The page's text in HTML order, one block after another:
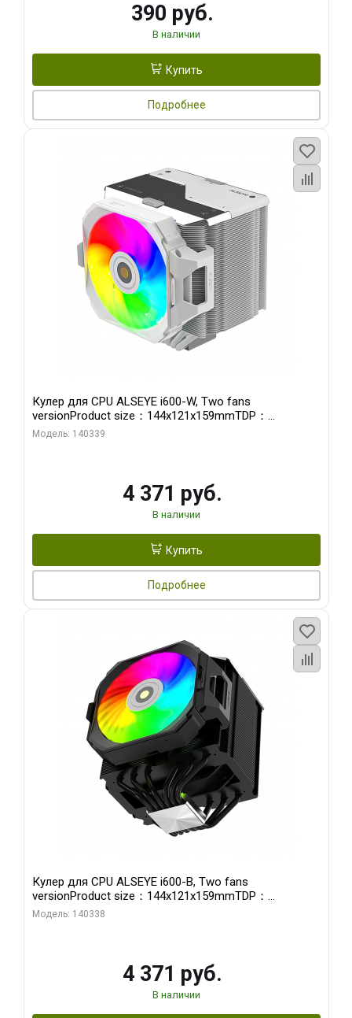
390 руб.
В наличии
Купить
Подробнее
Кулер для CPU ALSEYE i600-W, Two fans
versionProduct size：144x121x159mmTDP：
270WSoldering technology CD textureApplication:Intel：
Модель: 140339
4 371 руб.
В наличии
Купить
Подробнее
Кулер для CPU ALSEYE i600-B, Two fans
versionProduct size：144x121x159mmTDP：
270WSoldering technology CD textureApplication:Intel：
Модель: 140338
4 371 руб.
В наличии